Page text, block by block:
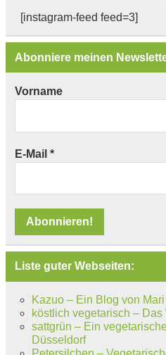
[instagram-feed feed=3]
Abonniere meinen
Vorname
E-Mail *
Liste guter Webseiten:
Kazuo – Ein Blog von
köstlich vegetarisch –
sattgrün – Ein
Düsseldorf